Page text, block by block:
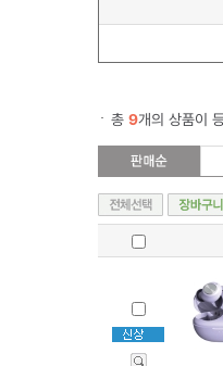
총 9개의 상품이